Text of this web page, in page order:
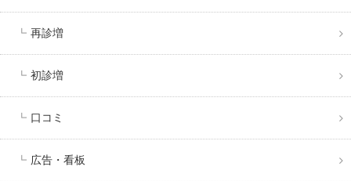
再診増
初診増
口コミ
広告・看板